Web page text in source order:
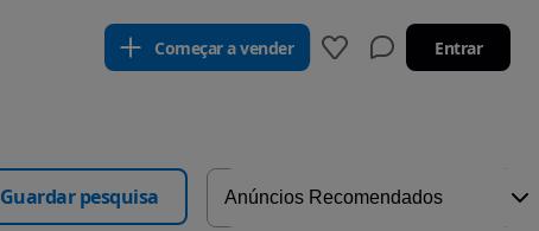
Começar a vender Entrar
Guardar pesquisa